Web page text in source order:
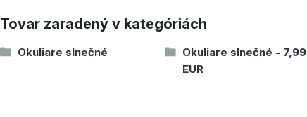
Tovar zaradený v kategóriách
Okuliare slnečné
Okuliare slnečné - 7,99
EUR